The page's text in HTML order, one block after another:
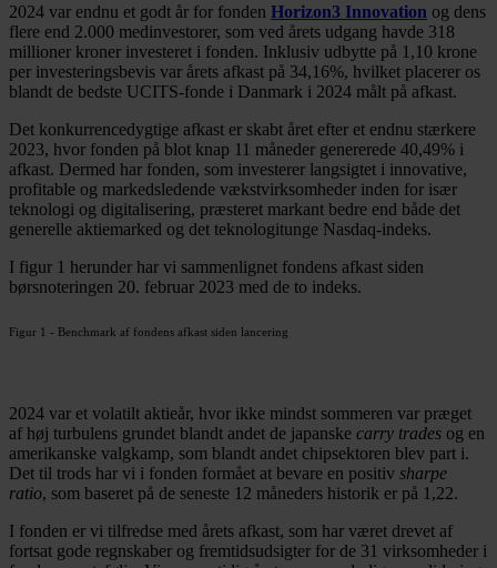
2024 var endnu et godt år for fonden Horizon3 Innovation og dens
flere end 2.000 medinvestorer, som ved årets udgang havde 318
millioner kroner investeret i fonden. Inklusiv udbytte på 1,10 krone
per investeringsbevis var årets afkast på 34,16%, hvilket placerer os
blandt de bedste UCITS-fonde i Danmark i 2024 målt på afkast.
Det konkurrencedygtige afkast er skabt året efter et endnu stærkere
2023, hvor fonden på blot knap 11 måneder genererede 40,49% i
afkast. Dermed har fonden, som investerer langsigtet i innovative,
profitable og markedsledende vækstvirksomheder inden for især
teknologi og digitalisering, præsteret markant bedre end både det
generelle aktiemarked og det teknologitunge Nasdaq-indeks.
I figur 1 herunder har vi sammenlignet fondens afkast siden
børsnoteringen 20. februar 2023 med de to indeks.
Figur 1 - Benchmark af fondens afkast siden lancering
2024 var et volatilt aktieår, hvor ikke mindst sommeren var præget
af høj turbulens grundet blandt andet de japanske carry trades og en
amerikanske valgkamp, som blandt andet chipsektoren blev part i.
Det til trods har vi i fonden formået at bevare en positiv sharpe
ratio, som baseret på de seneste 12 måneders historik er på 1,22.
I fonden er vi tilfredse med årets afkast, som har været drevet af
fortsat gode regnskaber og fremtidsudsigter for de 31 virksomheder i